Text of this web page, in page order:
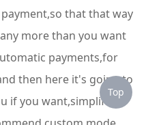
that that way
more than you want
payments,for
then here it's going to
if you want,simplified
Top